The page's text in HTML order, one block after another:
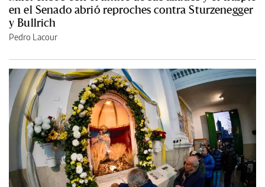
en el Senado abrió reproches contra Sturzenegger
y Bullrich
Pedro Lacour